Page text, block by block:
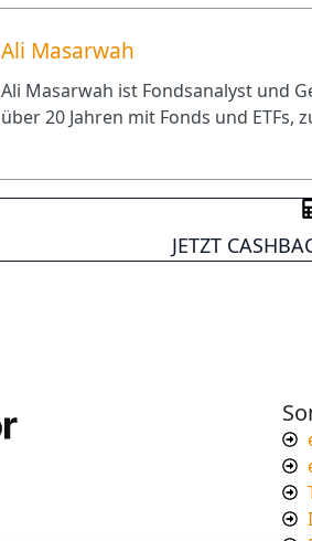
Ali Masarwah
Ali Masarwah ist Fondsanalyst und
über 20 Jahren mit Fonds und ETFs,
JETZT